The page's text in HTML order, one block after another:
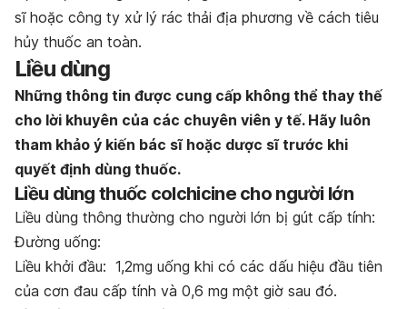
sĩ hoặc công ty xử lý rác thải địa phương về cách tiêu
hủy thuốc an toàn.
Liều dùng
Những thông tin được cung cấp không thể thay thế
cho lời khuyên của các chuyên viên y tế. Hãy luôn
tham khảo ý kiến bác sĩ hoặc dược sĩ trước khi
quyết định dùng thuốc.
Liều dùng thuốc colchicine cho người lớn
Liều dùng thông thường cho người lớn bị gút cấp tính:
Đường uống:
Liều khởi đầu: 1,2mg uống khi có các dấu hiệu đầu tiên
của cơn đau cấp tính và 0,6 mg một giờ sau đó.